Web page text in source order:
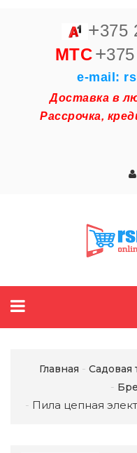
+375
MTC+
e-mail:
Доставка в
Рассрочка,
Главная Садовая
Пила цепная